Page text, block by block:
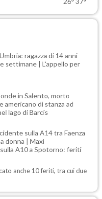
ragazza di 14 anni
settimane | L'appello per
in Salento, morto
americano di stanza ad
lago di Barcis
sulla A14 tra Faenza
donna | Maxi
A10 a Spotorno: feriti
anche 10 feriti, tra cui due